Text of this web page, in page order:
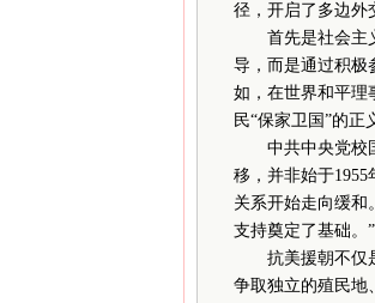
径，开启了多边外
首先是社会主义
导，而是通过积极
如，在世界和平理
民“保家卫国”的正
中共中央党校国
移，并非始于
关系开始走向缓和
支持奠定了基础。”
抗美援朝不仅是
争取独立的殖民地